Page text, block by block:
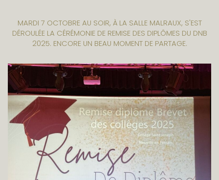
MARDI 7 OCTOBRE AU SOIR, À LA SALLE MALRAUX, S'EST
DÉROULÉE LA CÉRÉMONIE DE REMISE DES DIPLÔMES DU DNB
2025. ENCORE UN BEAU MOMENT DE PARTAGE.